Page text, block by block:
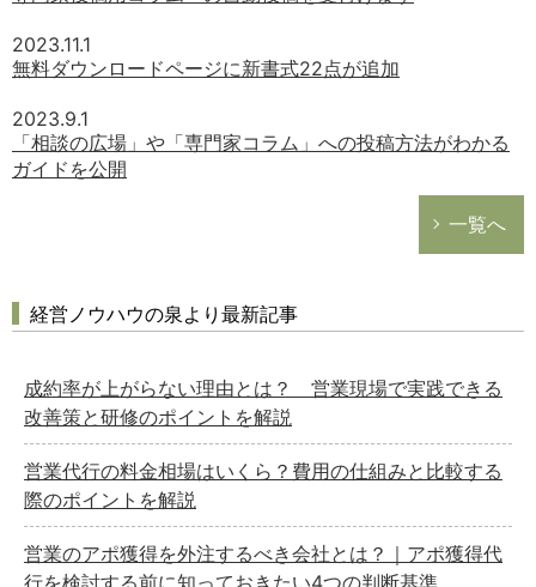
2023.11.1
無料ダウンロードページに新書式22点が追加
2023.9.1
「相談の広場」や「専門家コラム」への投稿方法がわかる
ガイドを公開
一覧へ
経営ノウハウの泉より最新記事
成約率が上がらない理由とは？ 営業現場で実践できる
改善策と研修のポイントを解説
営業代行の料金相場はいくら？費用の仕組みと比較する
際のポイントを解説
営業のアポ獲得を外注するべき会社とは？｜アポ獲得代